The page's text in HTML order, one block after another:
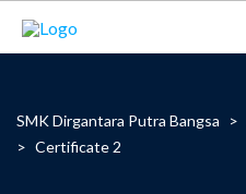
SMK Dirgantara Putra Bangsa >
> Certificate 2